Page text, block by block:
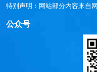
特别声明：网站部分内容来自
公众号